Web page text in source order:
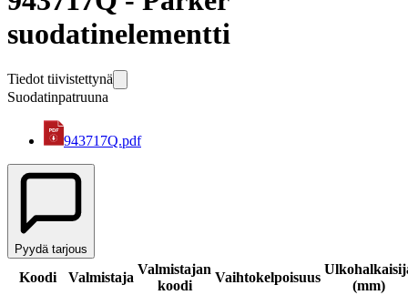
suodatinelementti
Tiedot tiivistettynä
Suodatinpatruuna
943717Q.pdf
Pyydä tarjous
Koodi Valmistaja
Valmistajan
koodi
Vaihtokelpoisuus
(mm)